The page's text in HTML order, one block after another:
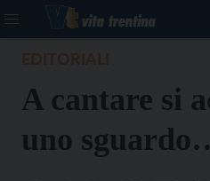
A cantare si
uno